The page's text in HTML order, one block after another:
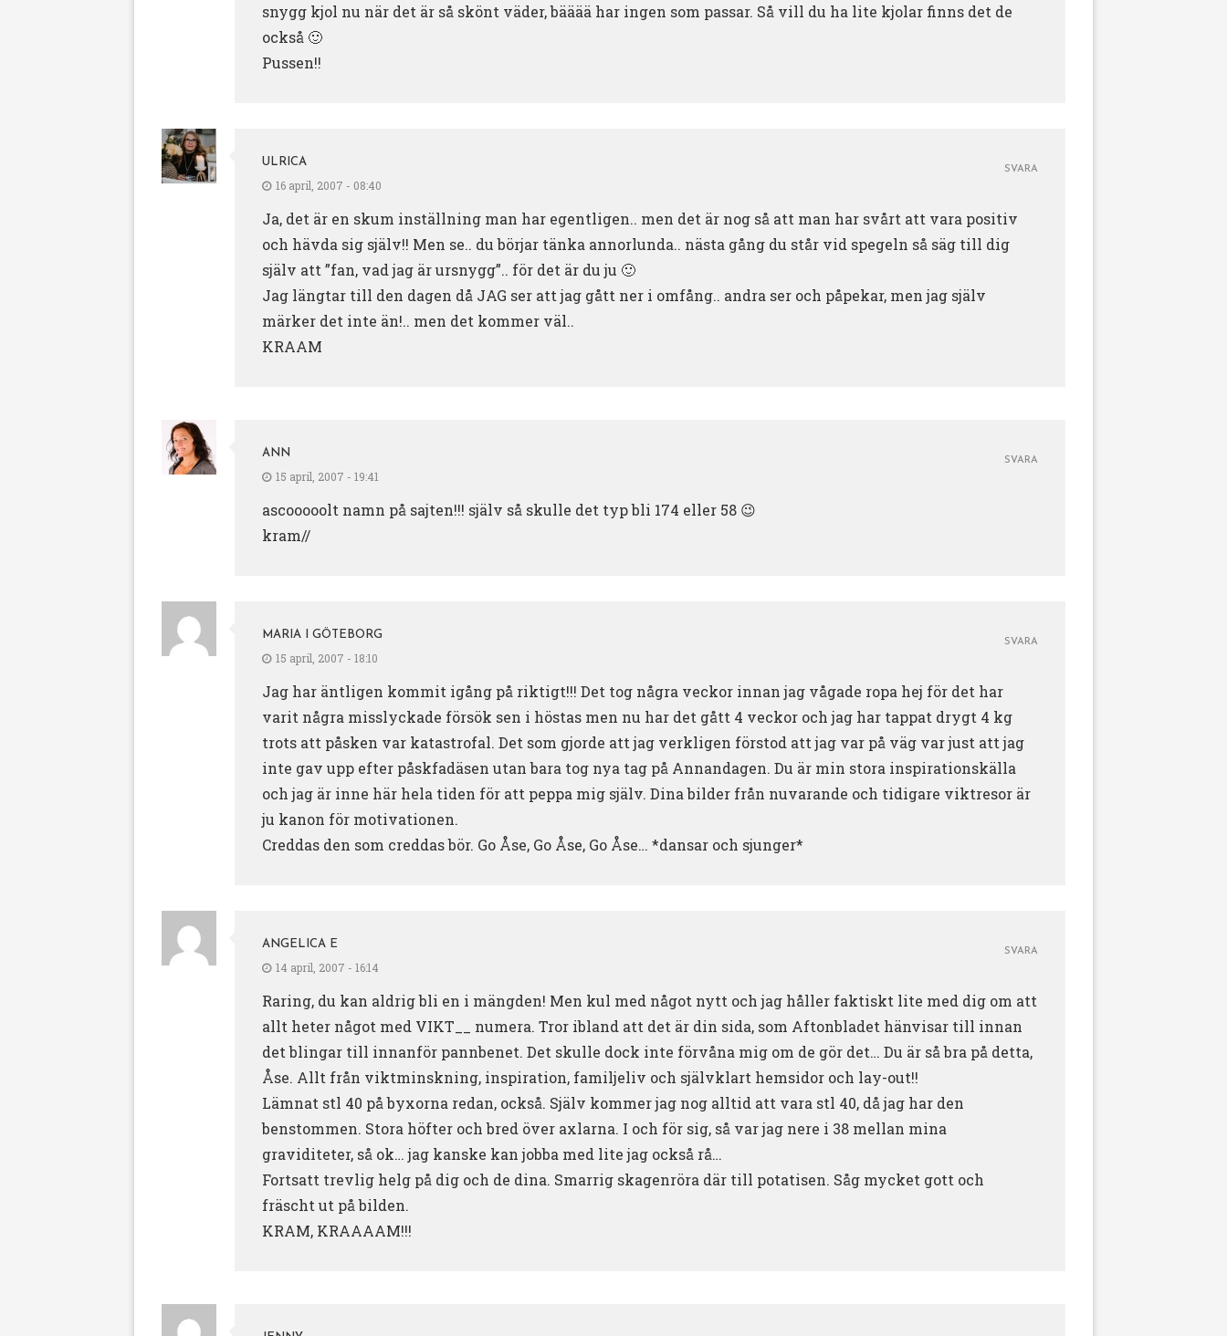
snygg kjol nu när det är så skönt väder, bääää har ingen som passar. Så vill du ha lite kjolar finns det de
också 🙂
Pussen!!
ULRICA
16 april, 2007 - 08:40
Ja, det är en skum inställning man har egentligen.. men det är nog så att man har svårt att vara positiv
och hävda sig själv!! Men se.. du börjar tänka annorlunda.. nästa gång du står vid spegeln så säg till dig
själv att ”fan, vad jag är ursnygg”.. för det är du ju 🙂
Jag längtar till den dagen då JAG ser att jag gått ner i omfång.. andra ser och påpekar, men jag själv
märker det inte än!.. men det kommer väl..
KRAAM
SVARA
ANN
15 april, 2007 - 19:41
ascooooolt namn på sajten!!! själv så skulle det typ bli 174 eller 58 😉
kram//
SVARA
MARIA I GÖTEBORG
15 april, 2007 - 18:10
Jag har äntligen kommit igång på riktigt!!! Det tog några veckor innan jag vågade ropa hej för det har
varit några misslyckade försök sen i höstas men nu har det gått 4 veckor och jag har tappat drygt 4 kg
trots att påsken var katastrofal. Det som gjorde att jag verkligen förstod att jag var på väg var just att jag
inte gav upp efter påskfadäsen utan bara tog nya tag på Annandagen. Du är min stora inspirationskälla
och jag är inne här hela tiden för att peppa mig själv. Dina bilder från nuvarande och tidigare viktresor är
ju kanon för motivationen.
Creddas den som creddas bör. Go Åse, Go Åse, Go Åse… *dansar och sjunger*
SVARA
ANGELICA E
14 april, 2007 - 16:14
Raring, du kan aldrig bli en i mängden! Men kul med något nytt och jag håller faktiskt lite med dig om att
allt heter något med VIKT__ numera. Tror ibland att det är din sida, som Aftonbladet hänvisar till innan
det blingar till innanför pannbenet. Det skulle dock inte förvåna mig om de gör det… Du är så bra på detta,
Åse. Allt från viktminskning, inspiration, familjeliv och självklart hemsidor och lay-out!!
Lämnat stl 40 på byxorna redan, också. Själv kommer jag nog alltid att vara stl 40, då jag har den
benstommen. Stora höfter och bred över axlarna. I och för sig, så var jag nere i 38 mellan mina
graviditeter, så ok… jag kanske kan jobba med lite jag också rå…
Fortsatt trevlig helg på dig och de dina. Smarrig skagenröra där till potatisen. Såg mycket gott och
fräscht ut på bilden.
KRAM, KRAAAAM!!!
SVARA